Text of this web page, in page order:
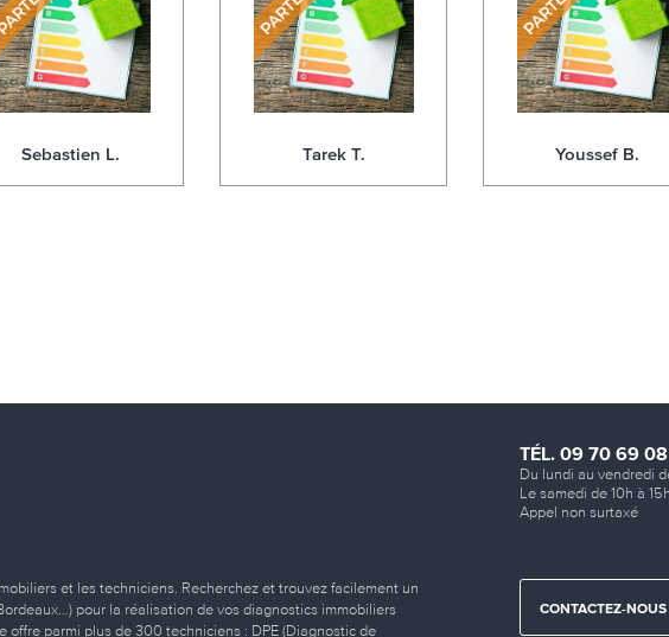
Sebastien L. Tarek T. Youssef B.
et les techniciens. Recherchez et trouvez facilement un
pour la réalisation de vos diagnostics immobiliers
parmi plus de 300 techniciens : DPE (Diagnostic de
TÉL. 09 70 69
Du lundi au vendredi
Le samedi de 10h à 15h
Appel non surtaxé
CONTACTEZ-NOUS